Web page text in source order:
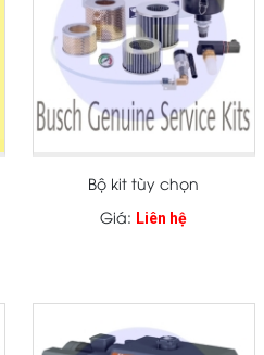
Bộ kit tùy chọn
Giá: Liên hệ